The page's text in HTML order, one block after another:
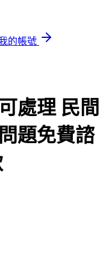
的帳號
處理 民間
題免費諮